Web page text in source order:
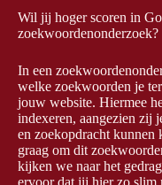
Wil jij hoger scoren in
zoekwoordenonderzoek?
In een
welke zoekwoorden je
jouw website. Hiermee
indexeren, aangezien zij
en zoekopdracht kunnen
graag om dit
kijken we naar het
ervoor dat jij hier zo slim